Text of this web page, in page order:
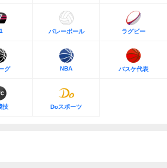
バレーボール ラグビー
グ NBA バスケ代表
技 Doスポーツ